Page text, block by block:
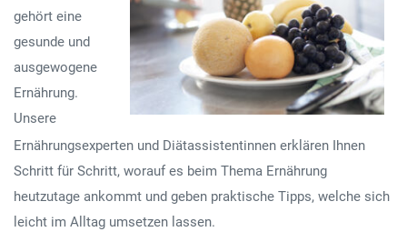
gehört eine
gesunde und
ausgewogene
Ernährung.
Unsere
Ernährungsexperten und Diätassistentinnen erklären Ihnen
Schritt für Schritt, worauf es beim Thema Ernährung
heutzutage ankommt und geben praktische Tipps, welche sich
leicht im Alltag umsetzen lassen.